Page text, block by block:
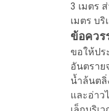
3 เมตร
เมตร บ
ข้อควร
ขอให้ปร
อันตราย
น้ำล้นตลิ่
และอ่าว